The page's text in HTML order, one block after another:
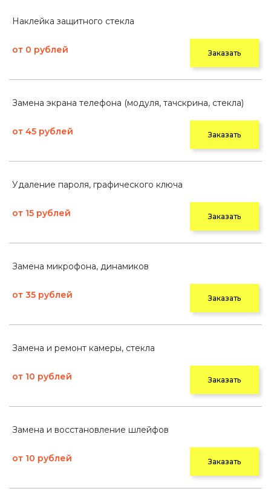
Наклейка защитного стекла
от 0 рублей Заказать
Замена экрана телефона (модуля, тачскрина, стекла)
от 45 рублей Заказать
Удаление пароля, графического ключа
от 15 рублей Заказать
Замена микрофона, динамиков
от 35 рублей Заказать
Замена и ремонт камеры, стекла
от 10 рублей Заказать
Замена и восстановление шлейфов
от 10 рублей Заказать